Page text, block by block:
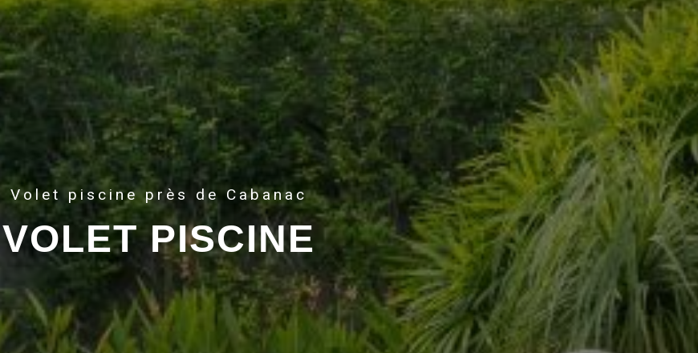
Volet piscine près de Cabanac
VOLET PISCINE